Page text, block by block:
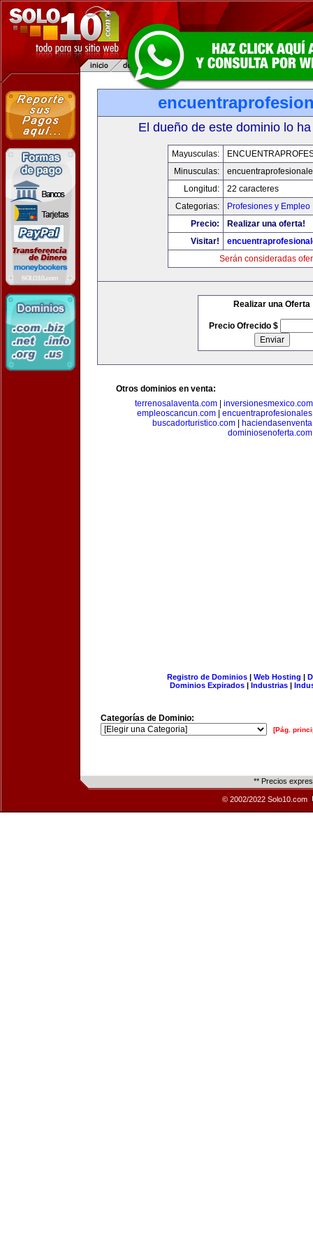
El dueño de este dominio lo
Mayusculas:
Minusculas:
Longitud:
22 caracteres
Categorias:
Profesiones y Empleo
Precio:
Realizar una oferta!
Visitar!
Serán consideradas
Realizar una Oferta
Precio Ofrecido $
Otros dominios en venta:
terrenosalaventa.com| inversionesmexico.com
empleoscancun.com
buscadorturistico.com|
dominiosenoferta.com
Registro de Dominios| Web Hosting |
Dominios Expirados | Industrias |
Categorías de Dominio:
[Pág.
** Precios
© 2002/2022 Solo10.com